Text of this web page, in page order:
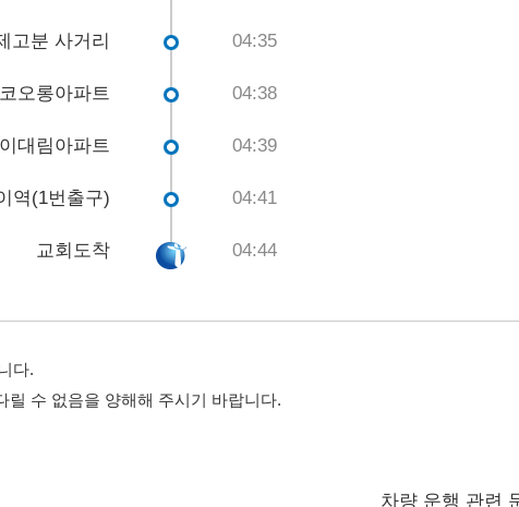
고분 사거리 04:35
코오롱아파트 04:38
대림아파트 04:39
역(1번출구) 04:41
교회도착 04:44
다.
릴 수 없음을 양해해 주시기 바랍니다.
차량 운행 관련